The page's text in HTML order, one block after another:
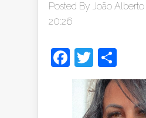
Posted By João Alberto
20:26
Facebook
Twitter